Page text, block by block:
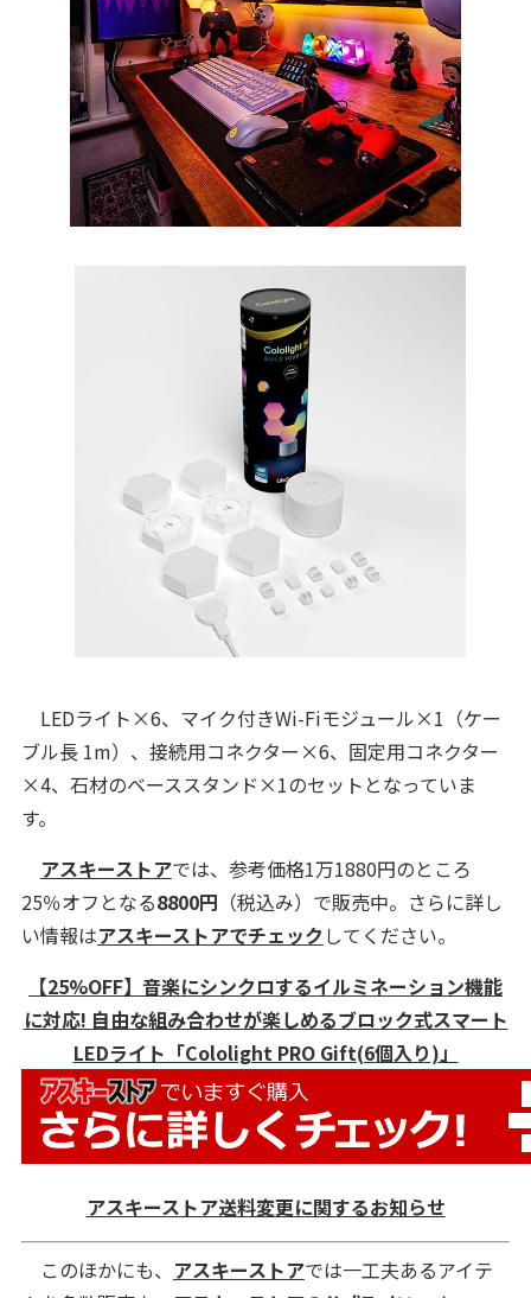
LEDライト×6、マイク付きWi-Fiモジュール×1（ケー
ブル長 1m）、接続用コネクター×6、固定用コネクター
×4、石材のベーススタンド×1のセットとなっていま
す。
アスキーストアでは、参考価格1万1880円のところ
25％オフとなる8800円 （税込み）で販売中。さらに詳し
い情報はアスキーストアでチェックしてください。
【25%OFF】音楽にシンクロするイルミネーション機能
に対応! 自由な組み合わせが楽しめるブロック式スマート
LEDライト「Cololight PRO Gift(6個入り)」
アスキーストア送料変更に関するお知らせ
このほかにも、 アスキーストアでは一工夫あるアイテ